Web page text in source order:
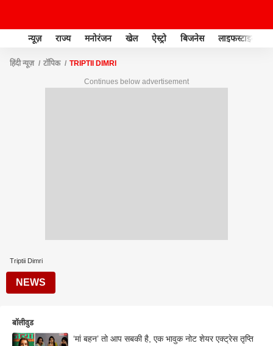
न्यूज़ राज्य मनोरंजन खेल ऐस्ट्रो बिजनेस लाइफस्टाइल
हिंदी न्यूज़ टॉपिक TRIPTII DIMRI
Continues below advertisement
Triptii Dimri
NEWS
बॉलीवुड
‘मां बहन’ तो आप सबकी है, एक भावुक नोट शेयर एक्ट्रेस तृप्ति